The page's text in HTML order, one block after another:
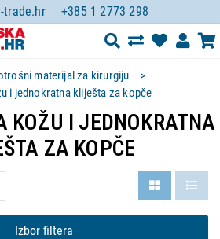
trade.hr +385 1 2773 298
materijal za kirurgiju
i jednokratna kliješta za kopče
KOŽU I JEDNOKRATNA
ZA KOPČE
Izbor filtera